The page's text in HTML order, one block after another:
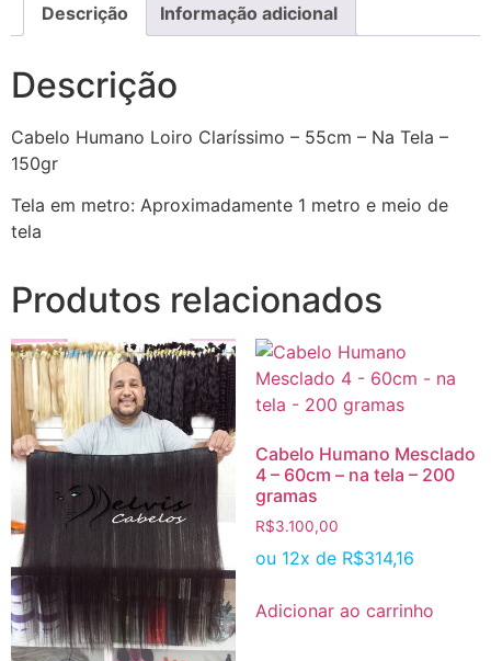
Descrição Informação adicional
Descrição
Cabelo Humano Loiro Claríssimo – 55cm – Na Tela –
150gr
Tela em metro: Aproximadamente 1 metro e meio de
tela
Produtos relacionados
Cabelo Humano Mesclado
4 – 60cm – na tela – 200
gramas
R$3.100,00
ou 12x de R$314,16
Adicionar ao carrinho